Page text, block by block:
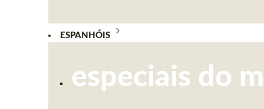
ESPANHÓIS
especiais do